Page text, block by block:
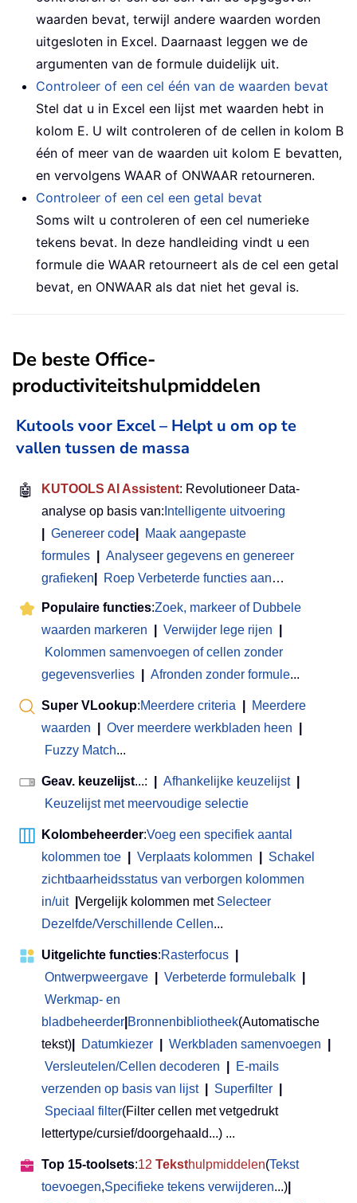
waarden bevat, terwijl andere waarden worden
uitgesloten in Excel. Daarnaast leggen we de
argumenten van de formule duidelijk uit.
Controleer of een cel één van de waarden bevat
Stel dat u in Excel een lijst met waarden hebt in
kolom E. U wilt controleren of de cellen in kolom B
één of meer van de waarden uit kolom E bevatten,
en vervolgens WAAR of ONWAAR retourneren.
Controleer of een cel een getal bevat
Soms wilt u controleren of een cel numerieke
tekens bevat. In deze handleiding vindt u een
formule die WAAR retourneert als de cel een getal
bevat, en ONWAAR als dat niet het geval is.
De beste Office-
productiviteitshulpmiddelen
Kutools voor Excel – Helpt u om op te
vallen tussen de massa
🤖 KUTOOLS AI Assistent: Revolutioneer Data-
analyse op basis van: Intelligente uitvoering
Genereer code
Maak aangepaste
formules
Analyseer gegevens en genereer
grafieken
Roep Verbeterde functies aan…
Populaire functies:Zoek, markeer of Dubbele
waarden markeren
Verwijder lege rijen
Kolommen samenvoegen of cellen zonder
gegevensverlies
Afronden zonder formule...
Super VLookup:Meerdere criteria
Meerdere
waarden
Over meerdere werkbladen heen
Fuzzy Match...
Geav. keuzelijst...: Afhankelijke keuzelijst
Keuzelijst met meervoudige selectie
Kolombeheerder:Voeg een specifiek aantal
kolommen toe
Verplaats kolommen
Schakel
zichtbaarheidsstatus van verborgen kolommen
in/uit
Vergelijk kolommen met Selecteer
Dezelfde/Verschillende Cellen...
Uitgelichte functies:Rasterfocus
Ontwerpweergave
Verbeterde formulebalk
Werkmap- en
bladbeheerder Bronnenbibliotheek(Automatische
tekst)
Datumkiezer Werkbladen samenvoegen
Versleutelen/Cellen decoderen
E-mails
verzenden op basis van lijst
Superfilter
Speciaal filter(Filter cellen met vetgedrukt
lettertype/cursief/doorgehaald...) ...
Top 15-toolsets:12 Teksthulpmiddelen(Tekst
toevoegen,Specifieke tekens verwijderen...)